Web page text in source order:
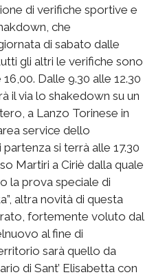
di verifiche sportive e
che
di sabato dalle
gli altri le verifiche sono
Dalle 9.30 alle 12.30
il via lo shakedown su un
a Lanzo Torinese in
service dello
si terrà alle 17.30
Martiri a Ciriè dalla quale
la prova speciale di
altra novità di questa
fortemente voluto dal
al fine di
sarà quello da
di Sant’ Elisabetta con